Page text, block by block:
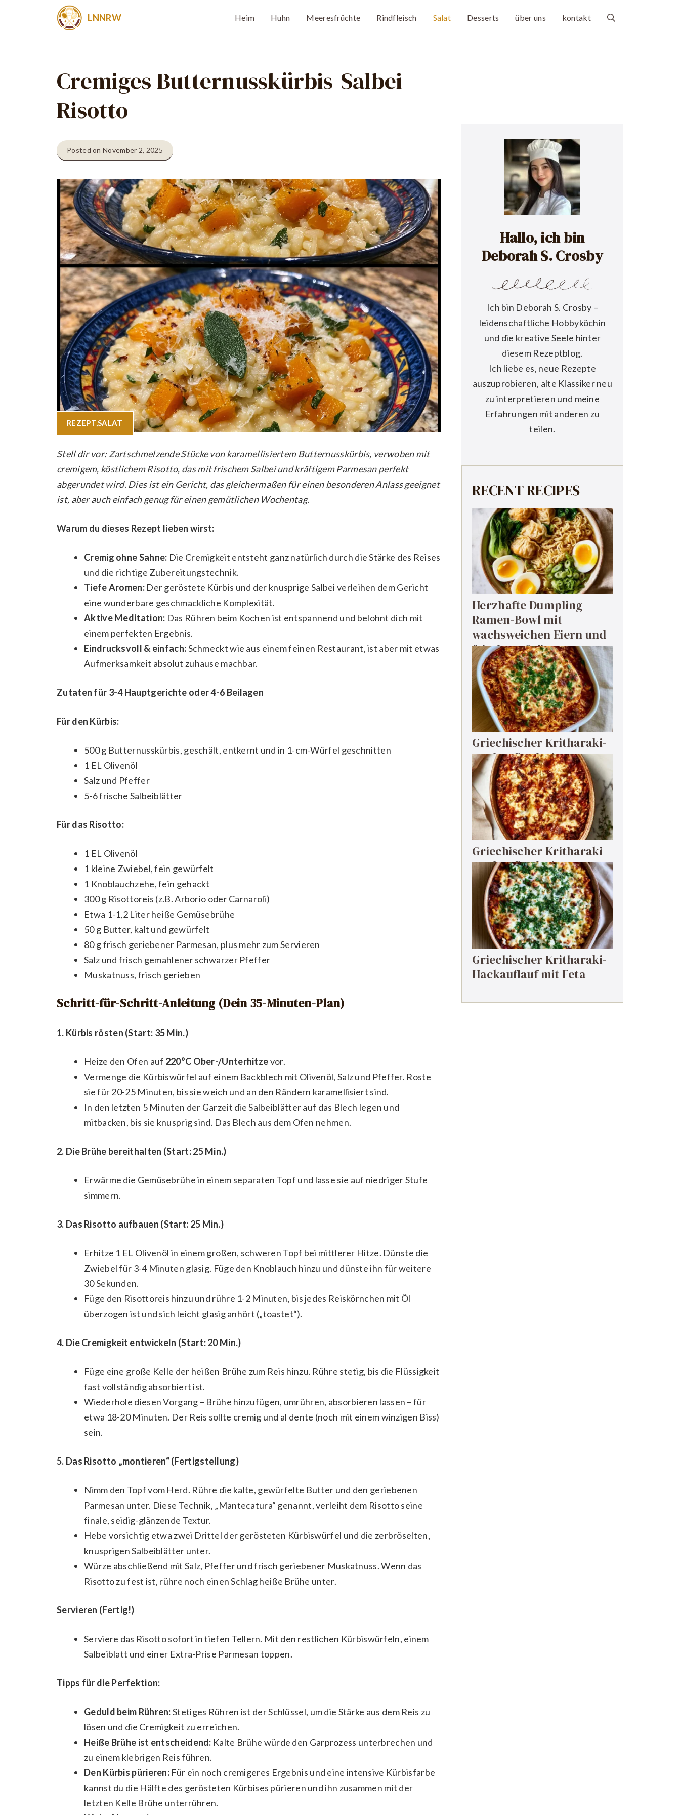
LNNRW Heim Huhn Meeresfrüchte Rindfleisch Salat Desserts über uns kontakt
Cremiges Butternusskürbis-Salbei-
Risotto
Posted on November 2, 2025
REZEPT,SALAT
Stell dir vor: Zartschmelzende Stücke von karamellisiertem Butternusskürbis, verwoben mit
cremigem, köstlichem Risotto, das mit frischem Salbei und kräftigem Parmesan perfekt
abgerundet wird. Dies ist ein Gericht, das gleichermaßen für einen besonderen Anlass geeignet
ist, aber auch einfach genug für einen gemütlichen Wochentag.
Warum du dieses Rezept lieben wirst:
Cremig ohne Sahne: Die Cremigkeit entsteht ganz natürlich durch die Stärke des Reises
und die richtige Zubereitungstechnik.
Tiefe Aromen:Der geröstete Kürbis und der knusprige Salbei verleihen dem Gericht
eine wunderbare geschmackliche Komplexität.
Aktive Meditation: Das Rühren beim Kochen ist entspannend und belohnt dich mit
einem perfekten Ergebnis.
Eindrucksvoll & einfach:Schmeckt wie aus einem feinen Restaurant, ist aber mit etwas
Aufmerksamkeit absolut zuhause machbar.
Zutaten für 3-4 Hauptgerichte oder 4-6 Beilagen
Für den Kürbis:
500 g Butternusskürbis, geschält, entkernt und in 1-cm-Würfel geschnitten
1 EL Olivenöl
Salz und Pfeffer
5-6 frische Salbeiblätter
Für das Risotto:
1 EL Olivenöl
1 kleine Zwiebel, fein gewürfelt
1 Knoblauchzehe, fein gehackt
300 g Risottoreis (z.B. Arborio oder Carnaroli)
Etwa 1-1,2 Liter heiße Gemüsebrühe
50 g Butter, kalt und gewürfelt
80 g frisch geriebener Parmesan, plus mehr zum Servieren
Salz und frisch gemahlener schwarzer Pfeffer
Muskatnuss, frisch gerieben
Schritt-für-Schritt-Anleitung (Dein 35-Minuten-Plan)
1. Kürbis rösten (Start: 35 Min.)
Heize den Ofen auf 220°C Ober-/Unterhitzevor.
Vermenge die Kürbiswürfel auf einem Backblech mit Olivenöl, Salz und Pfeffer. Roste
sie für 20-25 Minuten, bis sie weich und an den Rändern karamellisiert sind.
In den letzten 5 Minuten der Garzeit die Salbeiblätter auf das Blech legen und
mitbacken, bis sie knusprig sind. Das Blech aus dem Ofen nehmen.
2. Die Brühe bereithalten (Start: 25 Min.)
Erwärme die Gemüsebrühe in einem separaten Topf und lasse sie auf niedriger Stufe
simmern.
3. Das Risotto aufbauen (Start: 25 Min.)
Erhitze 1 EL Olivenöl in einem großen, schweren Topf bei mittlerer Hitze. Dünste die
Zwiebel für 3-4 Minuten glasig. Füge den Knoblauch hinzu und dünste ihn für weitere
30 Sekunden.
Füge den Risottoreis hinzu und rühre 1-2 Minuten, bis jedes Reiskörnchen mit Öl
überzogen ist und sich leicht glasig anhört („toastet“).
4. Die Cremigkeit entwickeln (Start: 20 Min.)
Füge eine große Kelle der heißen Brühe zum Reis hinzu. Rühre stetig, bis die Flüssigkeit
fast vollständig absorbiert ist.
Wiederhole diesen Vorgang – Brühe hinzufügen, umrühren, absorbieren lassen – für
etwa 18-20 Minuten. Der Reis sollte cremig und al dente (noch mit einem winzigen Biss)
sein.
5. Das Risotto „montieren“ (Fertigstellung)
Nimm den Topf vom Herd. Rühre die kalte, gewürfelte Butter und den geriebenen
Parmesan unter. Diese Technik, „Mantecatura“ genannt, verleiht dem Risotto seine
finale, seidig-glänzende Textur.
Hebe vorsichtig etwa zwei Drittel der gerösteten Kürbiswürfel und die zerbröselten,
knusprigen Salbeiblätter unter.
Würze abschließend mit Salz, Pfeffer und frisch geriebener Muskatnuss. Wenn das
Risotto zu fest ist, rühre noch einen Schlag heiße Brühe unter.
Servieren (Fertig!)
Serviere das Risotto sofort in tiefen Tellern. Mit den restlichen Kürbiswürfeln, einem
Salbeiblatt und einer Extra-Prise Parmesan toppen.
Tipps für die Perfektion:
Geduld beim Rühren:Stetiges Rühren ist der Schlüssel, um die Stärke aus dem Reis zu
lösen und die Cremigkeit zu erreichen.
Heiße Brühe ist entscheidend: Kalte Brühe würde den Garprozess unterbrechen und
zu einem klebrigen Reis führen.
Den Kürbis pürieren: Für ein noch cremigeres Ergebnis und eine intensive Kürbisfarbe
kannst du die Hälfte des gerösteten Kürbises pürieren und ihn zusammen mit der
letzten Kelle Brühe unterrühren.
Hallo, ich bin
Deborah S. Crosby
Ich bin Deborah S. Crosby –
leidenschaftliche Hobbyköchin
und die kreative Seele hinter
diesem Rezeptblog.
Ich liebe es, neue Rezepte
auszuprobieren, alte Klassiker neu
zu interpretieren und meine
Erfahrungen mit anderen zu
teilen.
RECENT RECIPES
Herzhafte Dumpling-
Ramen-Bowl mit
wachsweichen Eiern und
frischem Grün
Griechischer Kritharaki-
Hackauflauf mit Feta
Griechischer Kritharaki-
Hackauflauf mit Feta
Griechischer Kritharaki-
Hackauflauf mit Feta